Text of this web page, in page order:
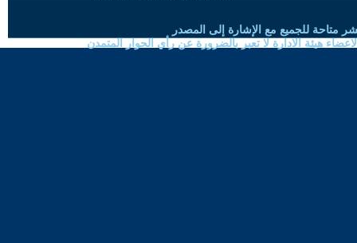
متاحة للجميع مع الإشارة إلى المصدر
هيئة الادارة لا تعبر بالضرورة عن رأي الحوار المتمدن